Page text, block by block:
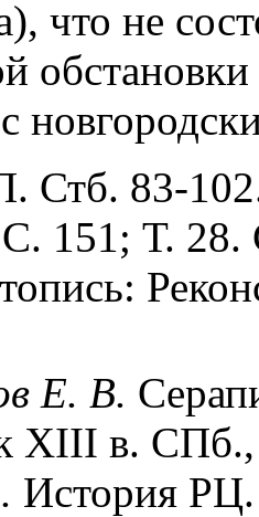
что не
Стб. 83-
151; Т.
Е. В.
XIII в.
История